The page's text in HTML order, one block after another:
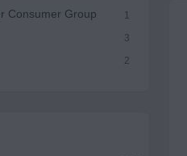
Consumer Group 1
3
2